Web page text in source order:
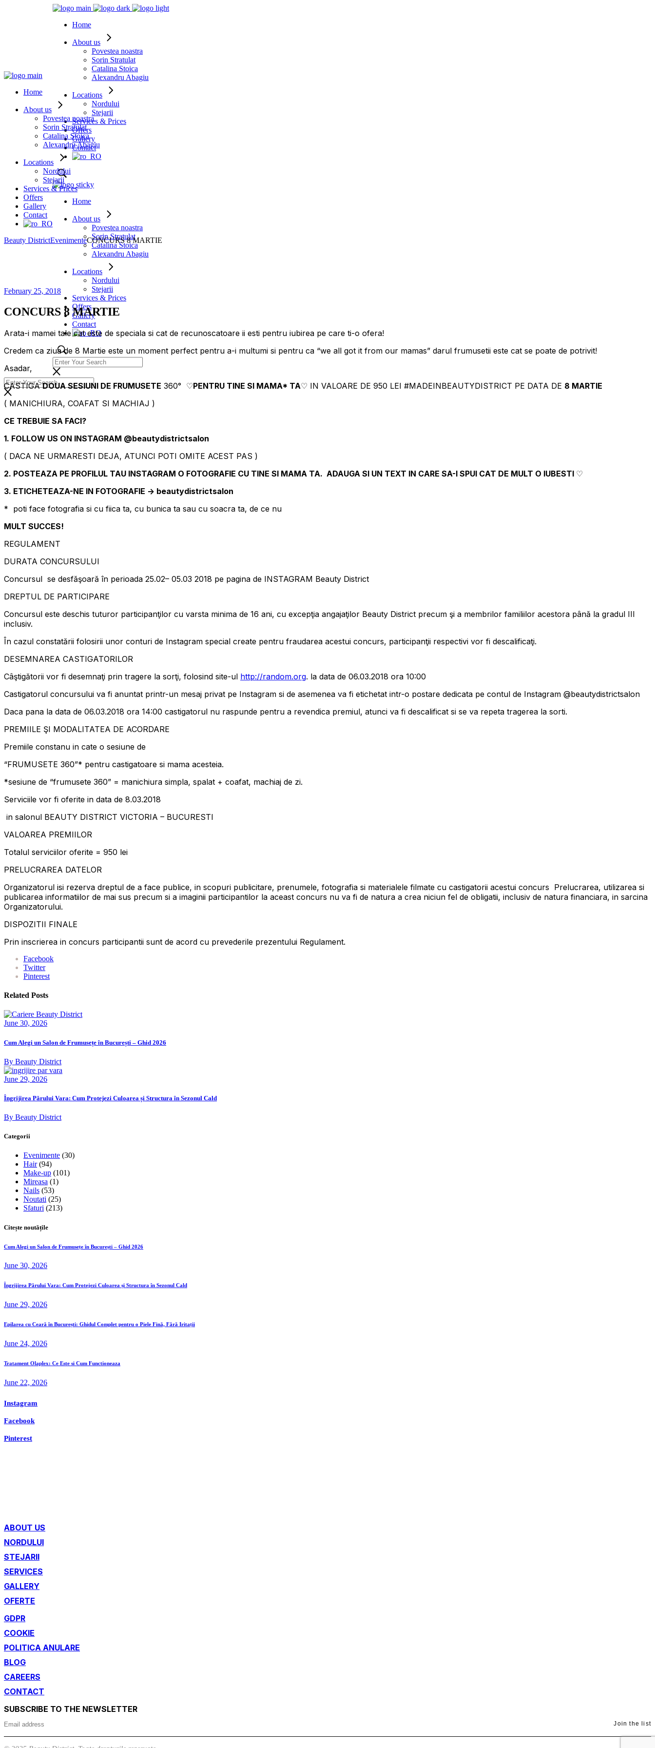
Home
About us
Povestea noastra
Sorin Stratulat
Catalina Stoica
Alexandru Abagiu
Locations
Nordului
Stejarii
Services & Prices
Offers
Gallery
Contact
Home
About us
Povestea noastra
Sorin Stratulat
Catalina Stoica
Alexandru Abagiu
Locations
Nordului
Stejarii
Services & Prices
Offers
Gallery
Contact
Home
About us
Povestea noastra
Sorin Stratulat
Catalina Stoica
Alexandru Abagiu
Locations
Nordului
Stejarii
Services & Prices
Offers
Gallery
Contact
Beauty DistrictEvenimenteCONCURS 8 MARTIE
February 25, 2018
CONCURS 8 MARTIE
Arata-i mamei tale cat este de speciala si cat de recunoscatoare ii esti pentru iubirea pe care ti-o ofera!
Credem ca ziua de 8 Martie este un moment perfect pentru a-i multumi si pentru ca “we all got it from our mamas” darul frumusetii este cat se poate de potrivit!
Asadar,
CASTIGADOUA SESIUNI DE FRUMUSETE 360° ♡PENTRU TINE SI MAMA* TA♡ IN VALOARE DE 950 LEI #MADEINBEAUTYDISTRICT PE DATA DE 8 MARTIE
( MANICHIURA, COAFAT SI MACHIAJ )
CE TREBUIE SA FACI?
1. FOLLOW US ON INSTAGRAM @beautydistrictsalon
( DACA NE URMARESTI DEJA, ATUNCI POTI OMITE ACEST PAS )
2. POSTEAZA PE PROFILUL TAU INSTAGRAM O FOTOGRAFIE CU TINE SI MAMA TA. ADAUGA SI UN TEXT IN CARE SA-I SPUI CAT DE MULT O IUBESTI ♡
3. ETICHETEAZA-NE IN FOTOGRAFIE -> beautydistrictsalon
* poti face fotografia si cu fiica ta, cu bunica ta sau cu soacra ta, de ce nu
MULT SUCCES!
REGULAMENT
DURATA CONCURSULUI
Concursul se desfăşoară în perioada 25.02– 05.03 2018 pe pagina de INSTAGRAM Beauty District
DREPTUL DE PARTICIPARE
Concursul este deschis tuturor participanţilor cu varsta minima de 16 ani, cu excepţia angajaţilor Beauty District precum şi a membrilor familiilor acestora până la gradul III
inclusiv.
În cazul constatării folosirii unor conturi de Instagram special create pentru fraudarea acestui concurs, participanţii respectivi vor fi descalificaţi.
DESEMNAREA CASTIGATORILOR
Câştigătorii vor fi desemnaţi prin tragere la sorţi, folosind site-ul http://random.org. la data de 06.03.2018 ora 10:00
Castigatorul concursului va fi anuntat printr-un mesaj privat pe Instagram si de asemenea va fi etichetat intr-o postare dedicata pe contul de Instagram @beautydistrictsalon
Daca pana la data de 06.03.2018 ora 14:00 castigatorul nu raspunde pentru a revendica premiul, atunci va fi descalificat si se va repeta tragerea la sorti.
PREMIILE ŞI MODALITATEA DE ACORDARE
Premiile constanu in cate o sesiune de
“FRUMUSETE 360”* pentru castigatoare si mama acesteia.
*sesiune de “frumusete 360” = manichiura simpla, spalat + coafat, machiaj de zi.
Serviciile vor fi oferite in data de 8.03.2018
in salonul BEAUTY DISTRICT VICTORIA – BUCURESTI
VALOAREA PREMIILOR
Totalul serviciilor oferite = 950 lei
PRELUCRAREA DATELOR
Organizatorul isi rezerva dreptul de a face publice, in scopuri publicitare, prenumele, fotografia si materialele filmate cu castigatorii acestui concurs Prelucrarea, utilizarea si
publicarea informatiilor de mai sus precum si a imaginii participantilor la aceast concurs nu va fi de natura a crea niciun fel de obligatii, inclusiv de natura financiara, in sarcina
Organizatorului.
DISPOZITII FINALE
Prin inscrierea in concurs participantii sunt de acord cu prevederile prezentului Regulament.
Facebook
Twitter
Pinterest
Related Posts
June 30, 2026
Cum Alegi un Salon de Frumusețe în București – Ghid 2026
By Beauty District
June 29, 2026
Îngrijirea Părului Vara: Cum Protejezi Culoarea și Structura în Sezonul Cald
By Beauty District
Categorii
Evenimente (30)
Hair(94)
Make-up (101)
Mireasa (1)
Nails (53)
Noutati (25)
Sfaturi (213)
Citește noutățile
Cum Alegi un Salon de Frumusețe în București – Ghid 2026
June 30, 2026
Îngrijirea Părului Vara: Cum Protejezi Culoarea și Structura în Sezonul Cald
June 29, 2026
Epilarea cu Ceară în București: Ghidul Complet pentru o Piele Fină, Fără Iritații
June 24, 2026
Tratament Olaplex: Ce Este si Cum Functioneaza
June 22, 2026
Instagram
Facebook
Pinterest
ABOUT US
NORDULUI
STEJARII
SERVICES
GALLERY
OFERTE
GDPR
COOKIE
POLITICA ANULARE
BLOG
CAREERS
CONTACT
SUBSCRIBE TO THE NEWSLETTER
Join the list